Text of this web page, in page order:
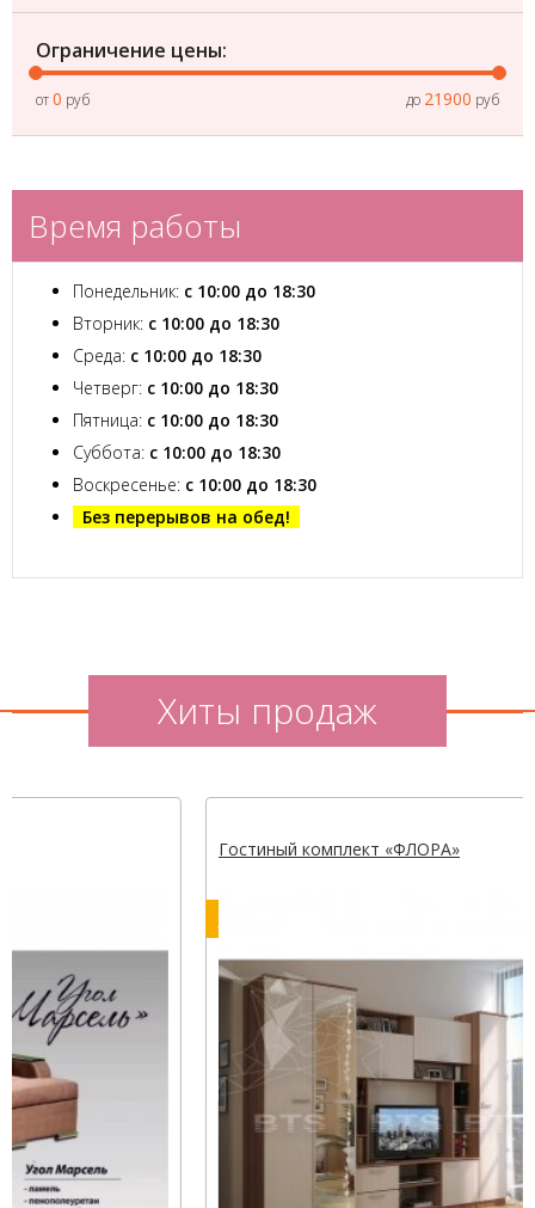
Ограничение цены:
от0 руб до 21900 руб
Время работы
Понедельник: с 10:00 до 18:30
Вторник: с 10:00 до 18:30
Среда: с 10:00 до 18:30
Четверг: с 10:00 до 18:30
Пятница: с 10:00 до 18:30
Суббота: с 10:00 до 18:30
Воскресенье: с 10:00 до 18:30
Без перерывов на обед!
Хиты продаж
Гостиный комплект «ФЛОРА»